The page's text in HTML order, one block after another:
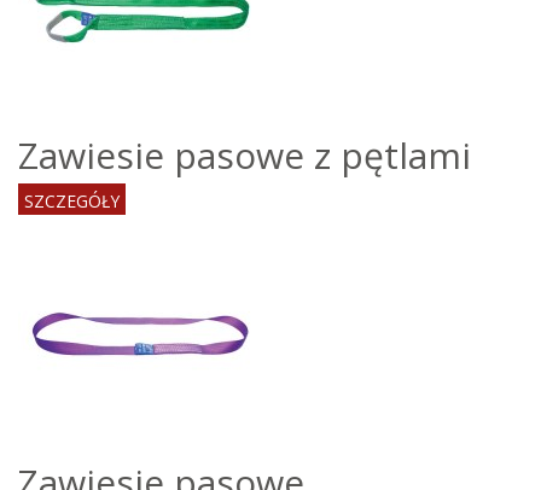
Zawiesie pasowe z pętlami
SZCZEGÓŁY